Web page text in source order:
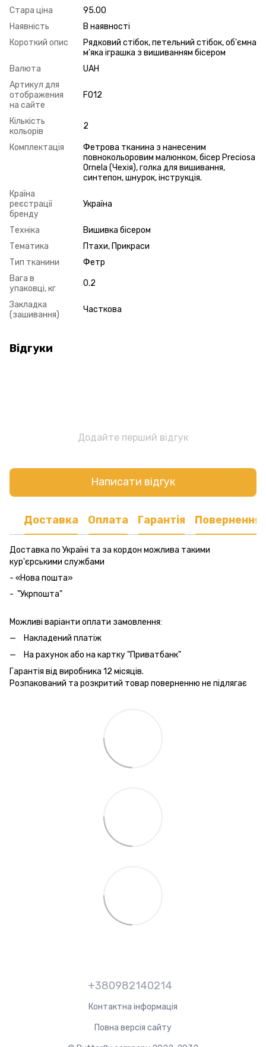
Стара ціна
95.00
Наявність
В наявності
Короткий опис
Рядковий стібок, петельний стібок, об'ємна
м'яка іграшка з вишиванням бісером
Валюта
UAH
Артикул для
отображения
на сайте
F012
Кількість
кольорів
2
Комплектація
Фетрова тканина з нанесеним
повнокольоровим малюнком, бісер Preciosa
Ornela (Чехія), голка для вишивання,
синтепон, шнурок, інструкція.
Країна
реєстрації
бренду
Україна
Техніка
Вишивка бісером
Тематика
Птахи, Прикраси
Тип тканини
Фетр
Вага в
упаковці, кг
0.2
Закладка
(зашивання)
Часткова
Відгуки
Додайте перший відгук
Написати відгук
Доставка Оплата Гарантія Повернення
Доставка по Україні та за кордон можлива такими
кур'єрськими службами
- «Нова пошта»
- "Укрпошта"
Можливі варіанти оплати замовлення:
Накладений платіж
На рахунок або на картку "Приватбанк"
Гарантія від виробника 12 місяців.
Розпакований та розкритий товар поверненню не підлягає
+380982140214
Контактна інформація
Повна версія сайту